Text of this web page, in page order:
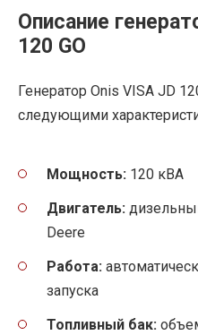
Описание
120 GO
Генератор Onis VISA JD
следующими
Мощность: 120 кВА
Двигатель:
Deere
Работа:
запуска
Топливный бак: